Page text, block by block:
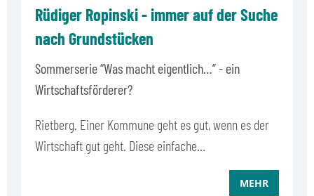
Rüdiger Ropinski - immer auf der Suche
nach Grundstücken
Sommerserie “Was macht eigentlich…” - ein
Wirtschaftsförderer?
Rietberg. Einer Kommune geht es gut, wenn es der
Wirtschaft gut geht. Diese einfache…
MEHR